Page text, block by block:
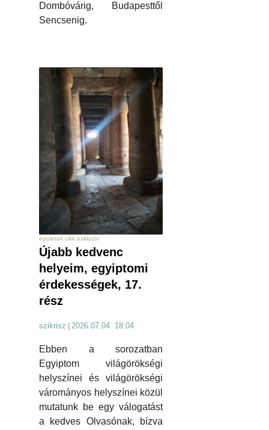
Dombóvárig, Budapesttől
Sencsenig.
épületek cikk exkluzív
Újabb kedvenc
helyeim, egyiptomi
érdekességek, 17.
rész
szikrisz 2026.07.04. 18:04
Ebben a sorozatban
Egyiptom világörökségi
helyszínei és világörökségi
várományos helyszínei közül
mutatunk be egy válogatást
a kedves Olvasónak, bízva